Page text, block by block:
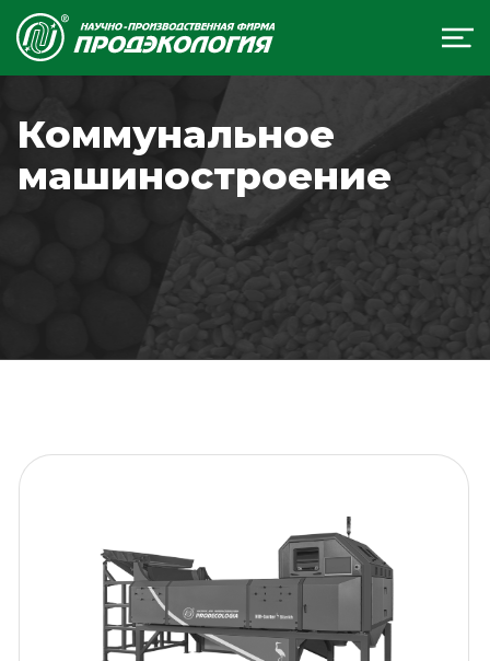
Коммунальное
машиностроение